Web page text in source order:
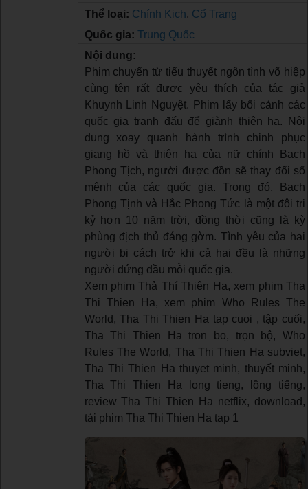
Thể loại: Chính Kịch, Cổ Trang
Quốc gia: Trung Quốc
Nội dung:
Phim chuyển từ tiểu thuyết ngôn tình võ hiệp
cùng tên rất được yêu thích của tác giả
Khuynh Linh Nguyệt. Phim lấy bối cảnh các
quốc gia tranh đấu để giành thiên hạ. Nội
dung xoay quanh hành trình chinh phục
giang hồ và thiên hạ của nữ chính Bạch
Phong Tịch, người được đồn sẽ thay đổi số
mệnh của các quốc gia. Trong đó, Bạch
Phong Tịnh và Hắc Phong Tức là một đôi tri
kỷ hơn 10 năm trời, đồng thời cũng là kỳ
phùng địch thủ đáng gờm. Tình yêu của hai
người bị cách trở khi cả hai đều là những
người đứng đầu mỗi quốc gia.
Xem phim Thả Thí Thiên Hạ, xem phim Tha
Thi Thien Ha, xem phim Who Rules The
World, Tha Thi Thien Ha tap cuoi , tập cuối,
Tha Thi Thien Ha tron bo, trọn bộ, Who
Rules The World, Tha Thi Thien Ha subviet,
Tha Thi Thien Ha thuyet minh, thuyết minh,
Tha Thi Thien Ha long tieng, lồng tiếng,
review Tha Thi Thien Ha netflix, download,
tải phim Tha Thi Thien Ha tap 1